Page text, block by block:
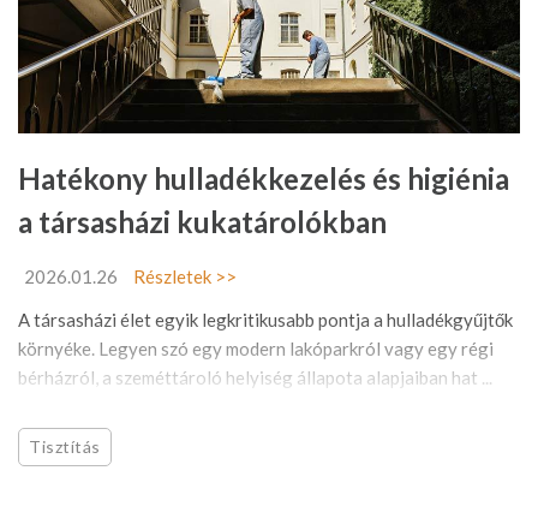
Hatékony hulladékkezelés és higiénia
a társasházi kukatárolókban
2026.01.26
Részletek >>
A társasházi élet egyik legkritikusabb pontja a hulladékgyűjtők
környéke. Legyen szó egy modern lakóparkról vagy egy régi
bérházról, a szeméttároló helyiség állapota alapjaiban hat ...
Tisztítás